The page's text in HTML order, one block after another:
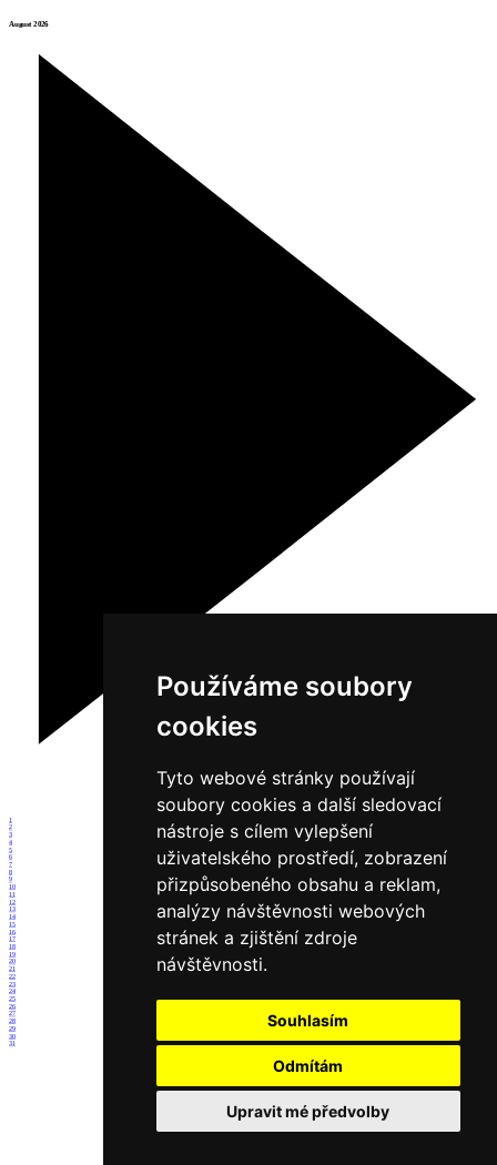
Používáme soubory
cookies
Tyto webové stránky používají
soubory cookies a další sledovací
nástroje s cílem vylepšení
uživatelského prostředí, zobrazení
přizpůsobeného obsahu a reklam,
analýzy návštěvnosti webových
stránek a zjištění zdroje
návštěvnosti.
Souhlasím
Odmítám
Upravit mé předvolby
August 2026
1
2
3
4
5
6
7
8
9
10
11
12
13
14
15
16
17
18
19
20
21
22
23
24
25
26
27
28
29
30
31